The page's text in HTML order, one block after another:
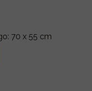
70 x 55 cm